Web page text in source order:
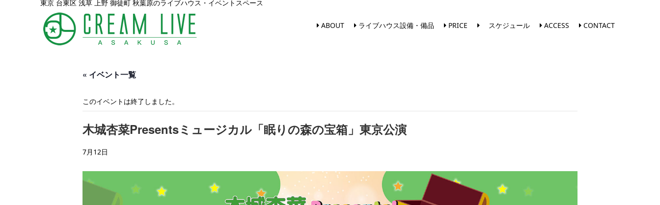
東京 台東区 浅草 上野 御徒町 秋葉原のライブハウス・イベントスペース
ABOUT ライブハウス設備・備品 PRICE スケジュール ACCESS CONTACT
« イベント一覧
このイベントは終了しました。
木城杏菜Presentsミュージカル「眠りの森の宝箱」東京公演
7月12日